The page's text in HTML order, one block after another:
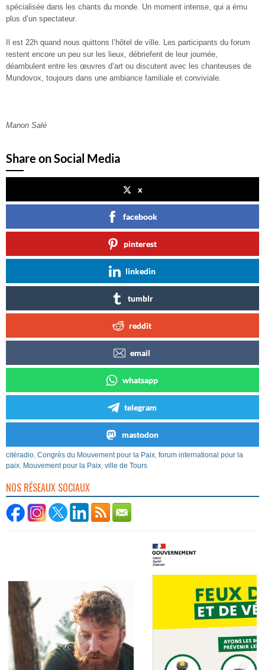
spécialisée dans les chants du monde. Un moment intense, qui a ému
plus d’un spectateur.
Il est 22h quand nous quittons l’hôtel de ville. Les participants du forum
restent encore un peu sur les lieux, débriefent de leur journée,
déambulent entre les œuvres d’art ou discutent avec les chanteuses de
Mundovox, toujours dans une ambiance familiale et conviviale.
Manon Salé
Share on Social Media
x
facebook
pinterest
linkedin
tumblr
reddit
email
whatsapp
telegram
mastodon
citéradio, Congrès du Mouvement pour la Paix, forum international pour la
paix, Mouvement pour la Paix, ville de Tours
NOS RÉSEAUX SOCIAUX